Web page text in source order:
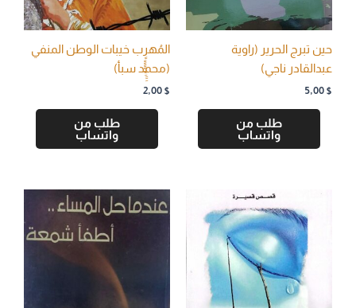
حين تبرج الحرير (راوية
عبدالقادر ناجي)
5,00 $
طلب من
واتساب
المُهرٍٍٍٍٍِِِِِِب خيبات الوطن المنفي
(محمد سبأ)
2,00 $
طلب من
واتساب